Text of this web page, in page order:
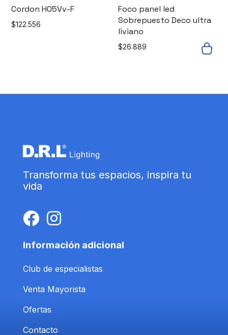
Cordon H05Vv-F
$122.556
Foco panel led
Sobrepuesto Deco ultra
liviano
$26.889
Transforma tus espacios, inspira tu
vida
Información adicional
Club de especialistas
Venta Mayorista
Ofertas
Contacto